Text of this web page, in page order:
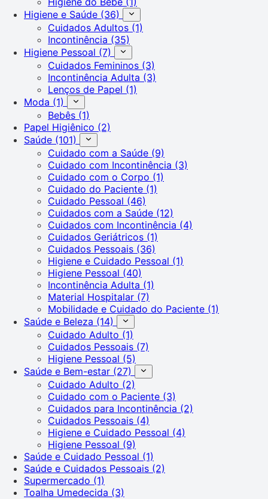
Higiene e Saúde (36)
Cuidados Adultos (1)
Incontinência (35)
Higiene Pessoal (7)
Cuidados Femininos (3)
Incontinência Adulta (3)
Lenços de Papel (1)
Moda (1)
Bebês (1)
Papel Higiênico (2)
Saúde (101)
Cuidado com a Saúde (9)
Cuidado com Incontinência (3)
Cuidado com o Corpo (1)
Cuidado do Paciente (1)
Cuidado Pessoal (46)
Cuidados com a Saúde (12)
Cuidados com Incontinência (4)
Cuidados Geriátricos (1)
Cuidados Pessoais (36)
Higiene e Cuidado Pessoal (1)
Higiene Pessoal (40)
Incontinência Adulta (1)
Material Hospitalar (7)
Mobilidade e Cuidado do Paciente (1)
Saúde e Beleza (14)
Cuidado Adulto (1)
Cuidados Pessoais (7)
Higiene Pessoal (5)
Saúde e Bem-estar (27)
Cuidado Adulto (2)
Cuidado com o Paciente (3)
Cuidados para Incontinência (2)
Cuidados Pessoais (4)
Higiene e Cuidado Pessoal (4)
Higiene Pessoal (9)
Saúde e Cuidado Pessoal (1)
Saúde e Cuidados Pessoais (2)
Supermercado (1)
Toalha Umedecida (3)